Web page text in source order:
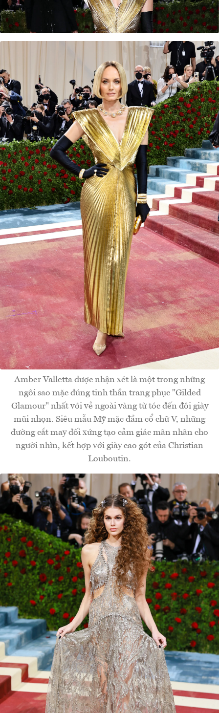
Amber Valletta được nhận xét là một trong những
ngôi sao mặc đúng tinh thần trang phục "Gilded
Glamour" nhất với vẻ ngoài vàng từ tóc đến đôi giày
mũi nhọn. Siêu mẫu Mỹ mặc đầm cổ chữ V, những
đường cắt may đối xứng tạo cảm giác mãn nhãn cho
người nhìn, kết hợp với giày cao gót của Christian
Louboutin.